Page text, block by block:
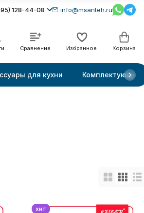
128-44-08 info@msanteh.ru
Сравнение Избранное Корзина
для кухни Комплектующие
хит